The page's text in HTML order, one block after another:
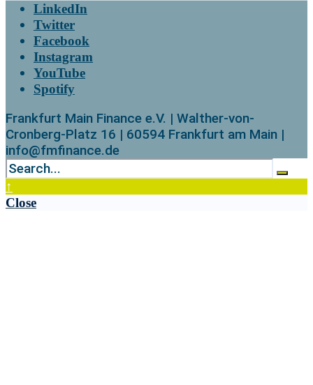
LinkedIn
Twitter
Facebook
Instagram
YouTube
Spotify
Frankfurt Main Finance e.V. | Walther-von-
Cronberg-Platz 16 | 60594 Frankfurt am Main |
info@fmfinance.de
↑
Close